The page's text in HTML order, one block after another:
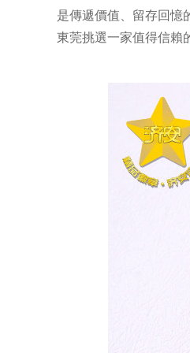
是傳遞價值、留存回憶
東莞挑選一家值得信賴